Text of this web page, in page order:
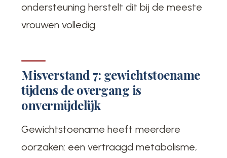
ondersteuning herstelt dit bij de meeste
vrouwen volledig.
Misverstand 7: gewichtstoename
tijdens de overgang is
onvermijdelijk
Gewichtstoename heeft meerdere
oorzaken: een vertraagd metabolisme,